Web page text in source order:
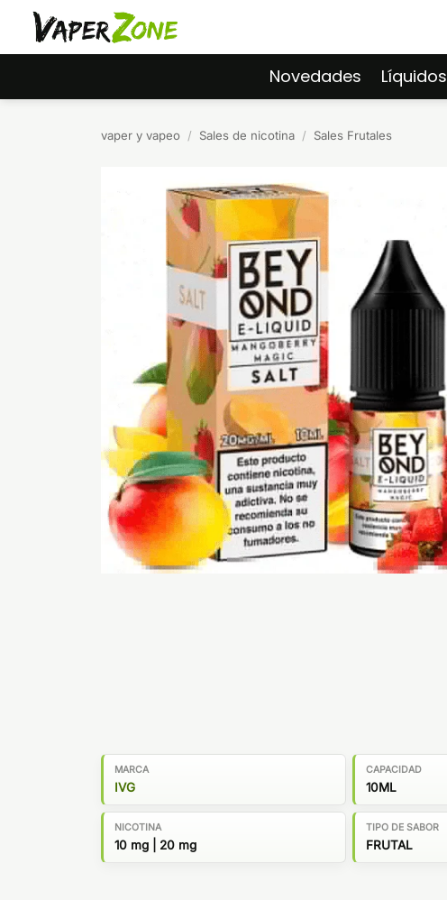
Saltar
contenido
Novedades Líquidos
vaper y vapeo / Sales de nicotina / Sales Frutales
MARCA
IVG
CAPACIDAD
10ML
NICOTINA
10 mg | 20 mg
TIPO DE SABOR
FRUTAL